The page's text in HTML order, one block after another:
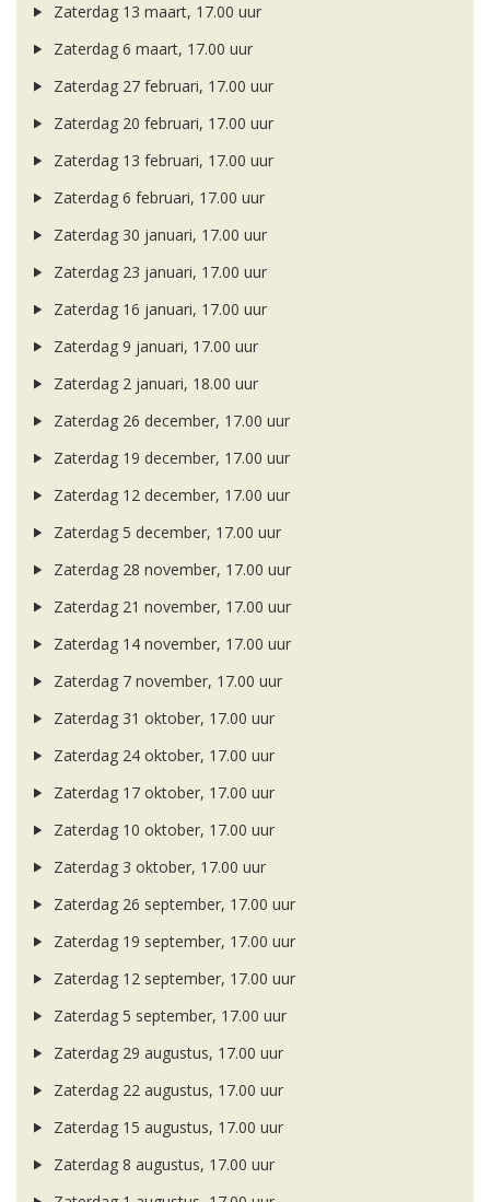
Zaterdag 13 maart, 17.00 uur
Zaterdag 6 maart, 17.00 uur
Zaterdag 27 februari, 17.00 uur
Zaterdag 20 februari, 17.00 uur
Zaterdag 13 februari, 17.00 uur
Zaterdag 6 februari, 17.00 uur
Zaterdag 30 januari, 17.00 uur
Zaterdag 23 januari, 17.00 uur
Zaterdag 16 januari, 17.00 uur
Zaterdag 9 januari, 17.00 uur
Zaterdag 2 januari, 18.00 uur
Zaterdag 26 december, 17.00 uur
Zaterdag 19 december, 17.00 uur
Zaterdag 12 december, 17.00 uur
Zaterdag 5 december, 17.00 uur
Zaterdag 28 november, 17.00 uur
Zaterdag 21 november, 17.00 uur
Zaterdag 14 november, 17.00 uur
Zaterdag 7 november, 17.00 uur
Zaterdag 31 oktober, 17.00 uur
Zaterdag 24 oktober, 17.00 uur
Zaterdag 17 oktober, 17.00 uur
Zaterdag 10 oktober, 17.00 uur
Zaterdag 3 oktober, 17.00 uur
Zaterdag 26 september, 17.00 uur
Zaterdag 19 september, 17.00 uur
Zaterdag 12 september, 17.00 uur
Zaterdag 5 september, 17.00 uur
Zaterdag 29 augustus, 17.00 uur
Zaterdag 22 augustus, 17.00 uur
Zaterdag 15 augustus, 17.00 uur
Zaterdag 8 augustus, 17.00 uur